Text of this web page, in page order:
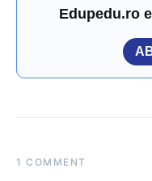
Edupedu.ro
1 COMMENT